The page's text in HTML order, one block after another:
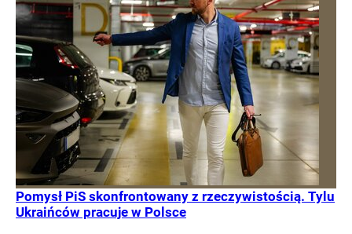
Pomysł PiS skonfrontowany z rzeczywistością. Tylu
Ukraińców pracuje w Polsce